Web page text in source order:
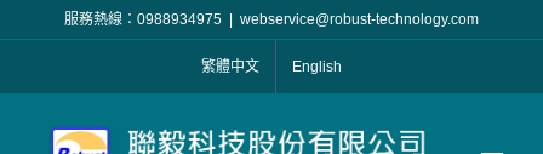
服務熱線：0988934975 webservice@robust-technology.com
繁體中文 English